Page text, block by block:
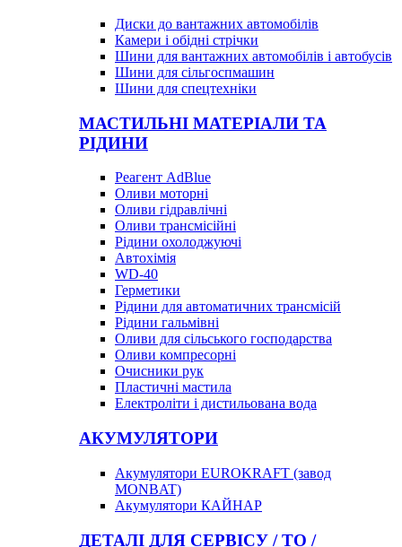
Диски до вантажних автомобілів
Камери і обідні стрічки
Шини для вантажних автомобілів і автобусів
Шини для сільгоспмашин
Шини для спецтехніки
МАСТИЛЬНІ МАТЕРІАЛИ ТА
РІДИНИ
Реагент AdBlue
Оливи моторні
Оливи гідравлічні
Оливи трансмісійні
Рідини охолоджуючі
Автохімія
WD-40
Герметики
Рідини для автоматичних трансмісій
Рідини гальмівні
Оливи для сільського господарства
Оливи компресорні
Очисники рук
Пластичні мастила
Електроліти і дистильована вода
АКУМУЛЯТОРИ
Акумулятори EUROKRAFT (завод
MONBAT)
Акумулятори КАЙНАР
ДЕТАЛІ ДЛЯ СЕРВІСУ / ТО /